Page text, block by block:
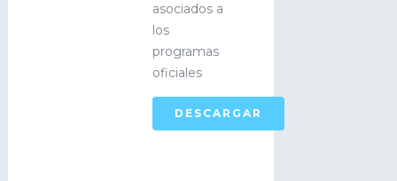
asociados a
los
programas
oficiales
DESCARGAR